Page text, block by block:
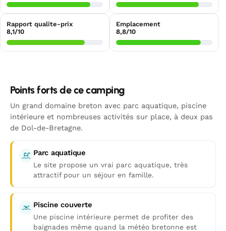
Rapport qualite-prix
8,1/10
Emplacement
8,8/10
Points forts de ce camping
Un grand domaine breton avec parc aquatique, piscine
intérieure et nombreuses activités sur place, à deux pas
de Dol-de-Bretagne.
Parc aquatique
Le site propose un vrai parc aquatique, très
attractif pour un séjour en famille.
Piscine couverte
Une piscine intérieure permet de profiter des
baignades même quand la météo bretonne est